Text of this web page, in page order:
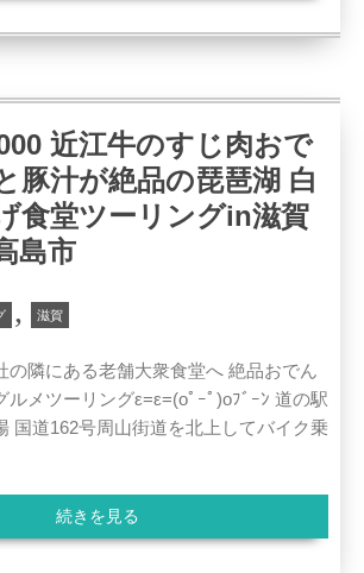
近江牛のすじ肉おで
豚汁が絶品の琵琶湖 白
食堂ツーリングin滋賀
島市
, 滋賀
の隣にある老舗大衆食堂へ 絶品おでん
ルメツーリングε=ε=(oﾟｰﾟ)oﾌﾞｰﾝ 道の駅
国道162号周山街道を北上してバイク乗
続きを見る